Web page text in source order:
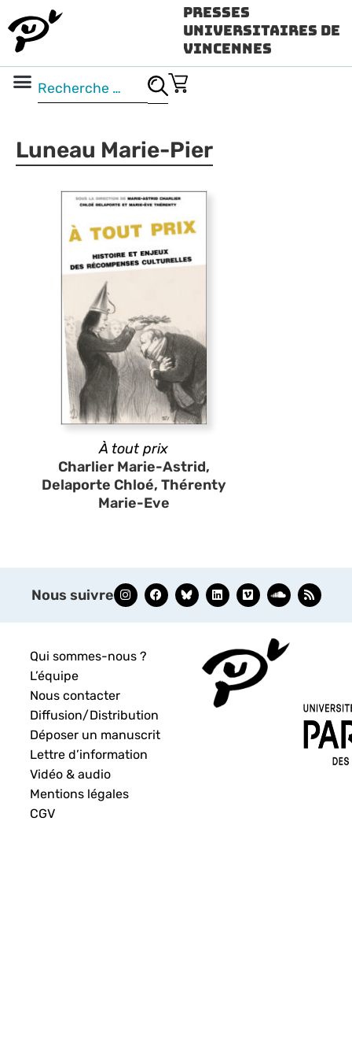
Presses
Universitaires de
Vincennes
Luneau Marie-Pier
À tout prix
Charlier Marie-Astrid,
Delaporte Chloé, Thérenty
Marie-Eve
Nous suivre
Qui sommes-nous ?
L’équipe
Nous contacter
Diffusion/Distribution
Déposer un manuscrit
Lettre d’information
Vidéo & audio
Mentions légales
CGV